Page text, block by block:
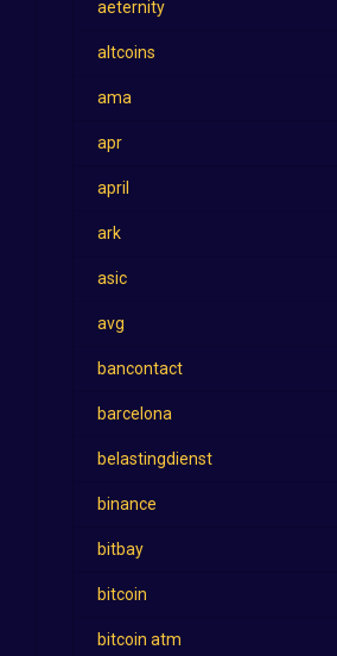
aeternity
altcoins
ama
apr
april
ark
asic
avg
bancontact
barcelona
belastingdienst
binance
bitbay
bitcoin
bitcoin atm